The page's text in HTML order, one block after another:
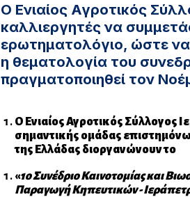
Ο Ενιαίος Αγροτικός
καλλιεργητές να
ερωτηματολόγιο, ώστε
η θεματολογία του
πραγματοποιηθεί τον
Ο Ενιαίος Αγροτικός Σύλλογος
σημαντικής ομάδας
της Ελλάδας διοργανώνουν το
«1ο Συνέδριο Καινοτομίας και
Παραγωγή Κηπευτικών -